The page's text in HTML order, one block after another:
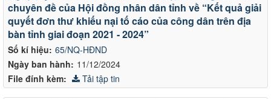
Số kí hiệu: 65/NQ-HĐND
Ngày ban hành: 11/12/2024
chuyên đề của Hội đồng nhân dân tỉnh về “Kết quả giải
quyết đơn thư khiếu nại tố cáo của công dân trên địa
bàn tỉnh giai đoạn 2021 - 2024”
File đính kèm: Tải tập tin